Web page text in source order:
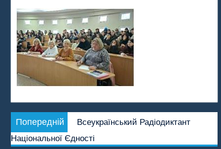
Навігація
записів
Попередній
запис:
Всеукраїнський Радіодиктант
Національної Єдності